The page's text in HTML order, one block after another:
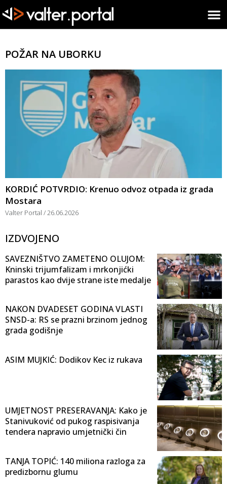
POŽAR NA UBORKU
KORDIĆ POTVRDIO: Krenuo odvoz otpada iz grada
Mostara
Valter Portal 26.06.2026
IZDVOJENO
SAVEZNIŠTVO ZAMETENO OLUJOM:
Kninski trijumfalizam i mrkonjićki
parastos kao dvije strane iste medalje
NAKON DVADESET GODINA VLASTI
SNSD-a: RS se prazni brzinom jednog
grada godišnje
ASIM MUJKIĆ: Dodikov Kec iz rukava
UMJETNOST PRESERAVANJA: Kako je
Stanivuković od pukog raspisivanja
tendera napravio umjetnički čin
TANJA TOPIĆ: 140 miliona razloga za
predizbornu glumu